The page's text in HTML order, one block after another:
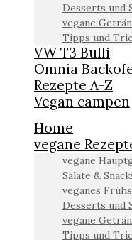
Desserts und
vegane
Tipps und
VW T3 Bulli
Omnia
Rezepte A-Z
Vegan campen
Home
vegane
vegane
Salate &
veganes
Desserts und
vegane
Tipps und